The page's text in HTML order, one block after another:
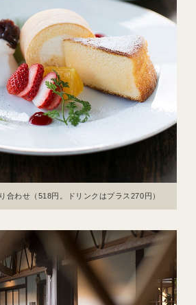
合わせ（518円。ドリンクはプラス270円）